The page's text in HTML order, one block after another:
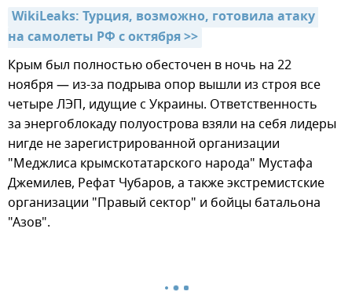
WikiLeaks: Турция, возможно, готовила атаку
на самолеты РФ с октября >>
Крым был полностью обесточен в ночь на 22
ноября — из-за подрыва опор вышли из строя все
четыре ЛЭП, идущие с Украины. Ответственность
за энергоблокаду полуострова взяли на себя лидеры
нигде не зарегистрированной организации
"Меджлиса крымскотатарского народа" Мустафа
Джемилев, Рефат Чубаров, а также экстремистские
организации "Правый сектор" и бойцы батальона
"Азов".